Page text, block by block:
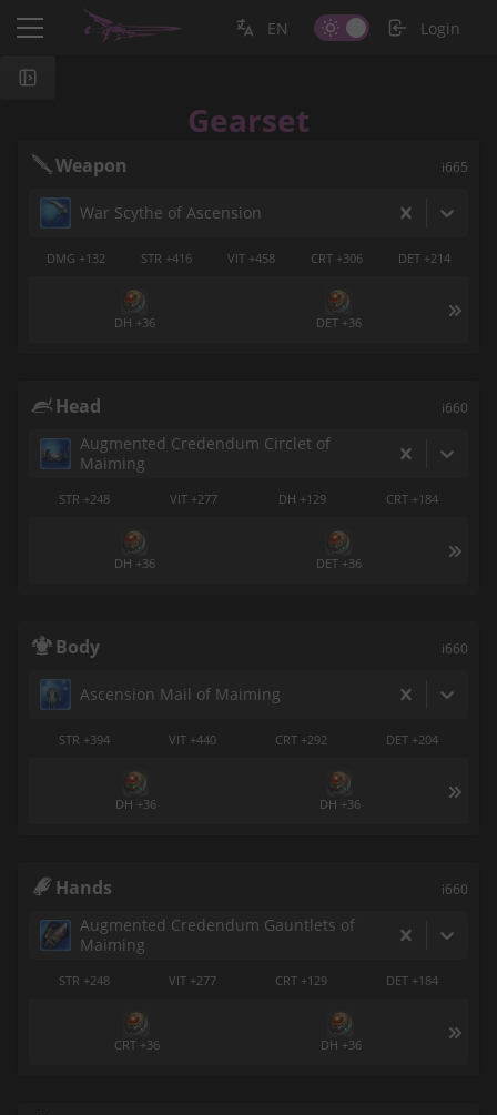
EN Login
Gearset
Weapon i665
War Scythe of Ascension
DMG +132 STR +416 VIT +458 CRT +306 DET +214
DH +36 DET +36
Head i660
Augmented Credendum Circlet of
Maiming
STR +248 VIT +277 DH +129 CRT +184
DH +36 DET +36
Body i660
Ascension Mail of Maiming
STR +394 VIT +440 CRT +292 DET +204
DH +36 DH +36
Hands i660
Augmented Credendum Gauntlets of
Maiming
STR +248 VIT +277 CRT +129 DET +184
CRT +36 DH +36